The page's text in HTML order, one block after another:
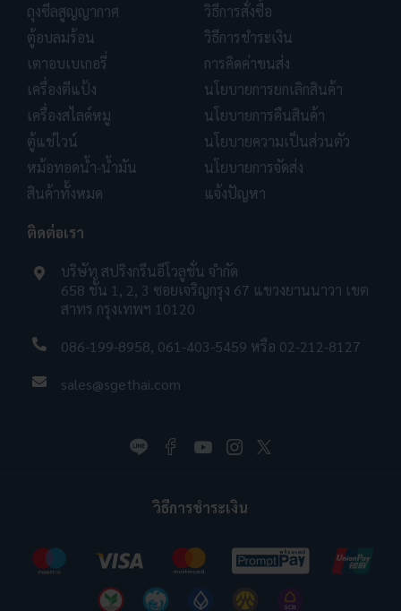
ถุงซีลสูญญากาศ
ตู้อบลมร้อน
เตาอบเบเกอรี่
เครื่องตีแป้ง
เครื่องสไลด์หมู
ตู้แช่ไวน์
หม้อทอดน้ำ-น้ำมัน
สินค้าทั้งหมด
วิธีการสั่งซื้อ
วิธีการชำระเงิน
การคิดค่าขนส่ง
นโยบายการยกเลิกสินค้า
นโยบายการคืนสินค้า
นโยบายความเป็นส่วนตัว
นโยบายการจัดส่ง
แจ้งปัญหา
ติดต่อเรา
บริษัท สปริงกรีนอีโวลูชั่น จำกัด
658 ชั้น 1, 2, 3 ซอยเจริญกรุง 67 แขวงยานนาวา เขต
สาทร กรุงเทพฯ 10120
086-199-8958, 061-403-5459 หรือ 02-212-8127
sales@sgethai.com
วิธีการชำระเงิน